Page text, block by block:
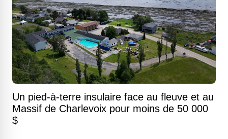
Un pied-à-terre insulaire face au fleuve et au
Massif de Charlevoix pour moins de 50 000
$